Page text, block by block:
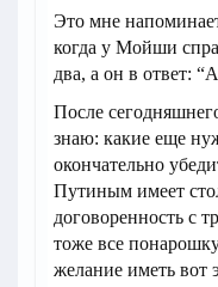
Это мне
когда у Мойши
два, а он в ответ:
После
знаю: какие еще
окончательно
Путиным имеет
договоренность с
тоже все
желание иметь вот